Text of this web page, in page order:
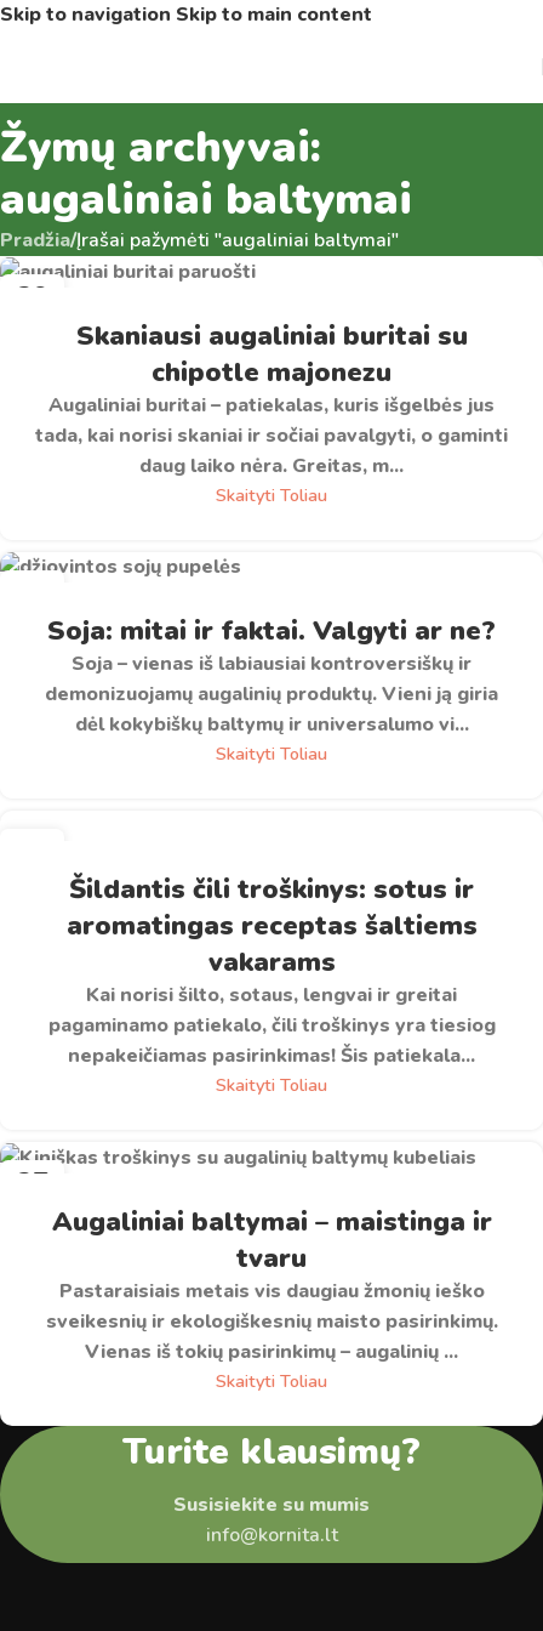
Skip to navigation Skip to main content
Žymų archyvai:
augaliniai baltymai
Pradžia/Įrašai pažymėti "augaliniai baltymai"
29
Skaniausi augaliniai buritai su
chipotle majonezu
Augaliniai buritai – patiekalas, kuris išgelbės jus
tada, kai norisi skaniai ir sočiai pavalgyti, o gaminti
daug laiko nėra. Greitas, m...
Skaityti Toliau
Soja: mitai ir faktai. Valgyti ar ne?
Soja – vienas iš labiausiai kontroversiškų ir
demonizuojamų augalinių produktų. Vieni ją giria
dėl kokybiškų baltymų ir universalumo vi...
Skaityti Toliau
Šildantis čili troškinys: sotus ir
aromatingas receptas šaltiems
vakarams
Kai norisi šilto, sotaus, lengvai ir greitai
pagaminamo patiekalo, čili troškinys yra tiesiog
nepakeičiamas pasirinkimas! Šis patiekala...
Skaityti Toliau
27
Augaliniai baltymai – maistinga ir
tvaru
Pastaraisiais metais vis daugiau žmonių ieško
sveikesnių ir ekologiškesnių maisto pasirinkimų.
Vienas iš tokių pasirinkimų – augalinių ...
Skaityti Toliau
Turite klausimų?
Susisiekite su mumis
info@kornita.lt